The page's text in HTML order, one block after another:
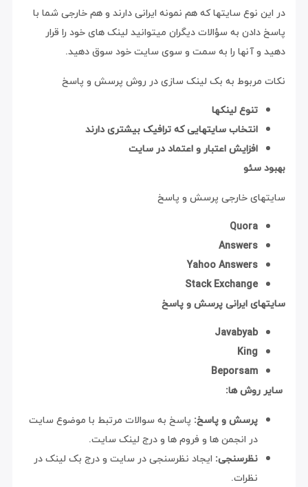
در این نوع سایتها که هم نمونه ایرانی دارند و هم خارجی شما با
پاسخ دادن به سؤالات دیگران میتوانید لینک های خود را قرار
دهید و آنها را به سمت و سوی سایت خود سوق دهید.
نکات مربوط به بک لینک سازی در روش پرسش و پاسخ
تنوع لینکها
انتخاب سایتهایی که ترافیک بیشتری دارند
افزایش اعتبار و اعتماد در سایت
بهبود سئو
سایتهای خارجی پرسش و پاسخ
Quora
Answers
Yahoo Answers
Stack Exchange
سایتهای ایرانی پرسش و پاسخ
Javabyab
King
Beporsam
سایر روش ها:
پرسش و پاسخ: پاسخ به سوالات مرتبط با موضوع سایت
در انجمن ها و فروم ها و درج لینک سایت.
نظرسنجی: ایجاد نظرسنجی در سایت و درج بک لینک در
نظرات.